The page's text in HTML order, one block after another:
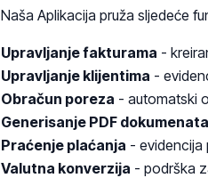
Naša Aplikacija pruža sljedeće
Upravljanje fakturama -
Upravljanje klijentima -
Obračun poreza - automatski
Generisanje PDF dokumenata
Praćenje plaćanja - evidencija
Valutna konverzija - podrška